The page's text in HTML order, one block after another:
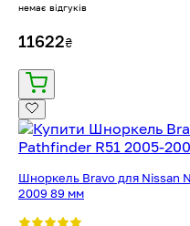
немає відгуків
11622₴
Шноркель Bravo для Nissan
2009 89 мм